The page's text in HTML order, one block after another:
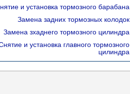
и установка тормозного барабана
Замена задних тормозных колодок
Замена зхаднего тормозного цилиндра
и установка главного тормозного
цилиндра